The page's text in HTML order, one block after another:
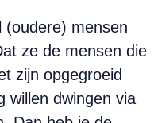
(oudere) mensen
ze de mensen die
zijn opgegroeid
willen dwingen via